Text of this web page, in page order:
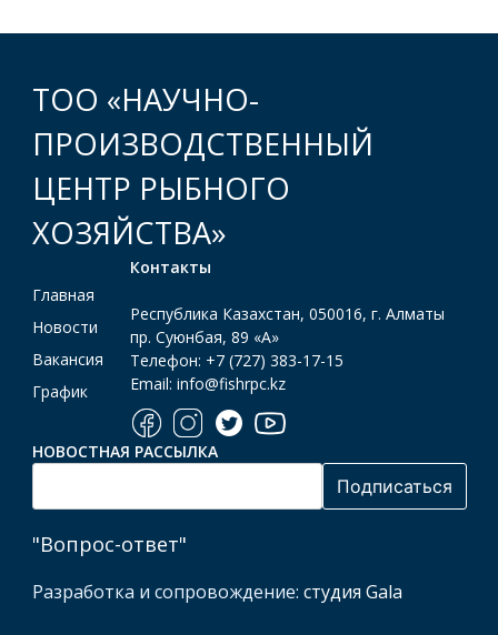
ТОО «НАУЧНО-
ПРОИЗВОДСТВЕННЫЙ
ЦЕНТР РЫБНОГО
ХОЗЯЙСТВА»
Главная
Новости
Вакансия
График
Контакты
Республика Казахстан, 050016, г. Алматы
пр. Суюнбая, 89 «А»
Телефон: +7 (727) 383-17-15
Email: info@fishrpc.kz
НОВОСТНАЯ РАССЫЛКА
"Вопрос-ответ"
Разработка и сопровождение: студия Gala